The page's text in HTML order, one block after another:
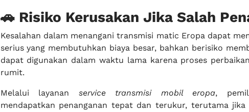
🚗 Risiko Kerusakan Jika Salah
Kesalahan dalam menangani transmisi matic Eropa dapat
serius yang membutuhkan biaya besar, bahkan berisiko
dapat digunakan dalam waktu lama karena proses
rumit.
Melalui layanan service transmisi mobil eropa,
mendapatkan penanganan tepat dan terukur, terutama